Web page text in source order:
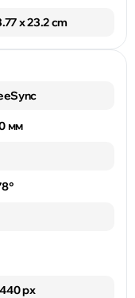
x 23.2 cm
мм
px